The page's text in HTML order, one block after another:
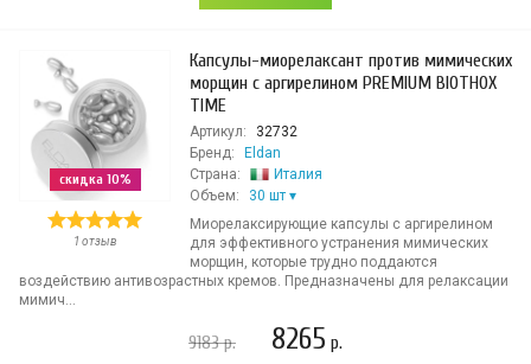
скидка 10%
1 отзыв
Капсулы-миорелаксант против мимических
морщин с аргирелином PREMIUM BIOTHOX
TIME
Артикул:
32732
Бренд:
Eldan
Страна:
Италия
Объем:
30 шт
Миорелаксирующие капсулы с аргирелином
для эффективного устранения мимических
морщин, которые трудно поддаются
воздействию антивозрастных кремов. Предназначены для релаксации
мимич...
9183р. 8265 р.